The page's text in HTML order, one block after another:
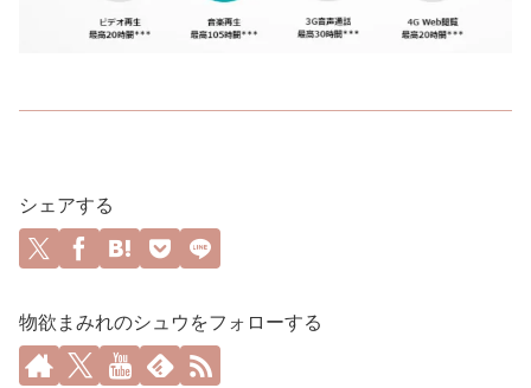
シェアする
物欲まみれのシュウをフォローする